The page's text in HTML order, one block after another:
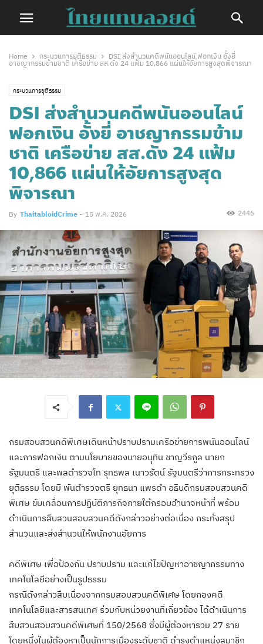
Home กระบวนการยุติธรรม
DSI ส่งสำนวนคดีพนันออนไลน์ ฟอกเงิน อั้งยี่
อาชญากรรมข้ามชาติ เครือข่าย สส.ดัง 24 แฟ้ม 10,866 แผ่นให้อัยการสูงสุดพิจารณา
กระบวนการยุติธรรม
DSI ส่งสำนวนคดีพนันออนไลน์
ฟอกเงิน อั้งยี่ อาชญากรรมข้าม
ชาติ เครือข่าย สส.ดัง 24 แฟ้ม
10,866 แผ่นให้อัยการสูงสุด
พิจารณา
By ThaitabloidCrime - 15 พ.ค. 2026 2446
กรมสอบสวนคดีพิเศษเดินหน้าปราบปรามเครือข่ายการพนันออนไลน์
และการฟอกเงิน ตามนโยบายของนายอนุทิน ชาญวีรกูล นายก
รัฐมนตรี และพลตำรวจโท รุทธพล เนาวรัตน์ รัฐมนตรีว่าการกระทรวง
ยุติธรรม โดยมี พันตำรวจตรี ยุทธนา แพรดำ อธิบดีกรมสอบสวนคดี
พิเศษ ขับเคลื่อนการปฏิบัติภารกิจภายใต้กรอบอำนาจหน้าที่ พร้อม
ดำเนินการสืบสวนสอบสวนคดีดังกล่าวอย่างต่อเนื่อง กระทั่งสรุป
สำนวนและส่งสำนวนให้พนักงานอัยการ
คดีพิเศษ เพื่อป้องกัน ปราบปราม และแก้ไขปัญหาอาชญากรรมทาง
เทคโนโลยีอย่างเป็นรูปธรรม
กรณีดังกล่าวสืบเนื่องจากกรมสอบสวนคดีพิเศษ โดยกองคดี
เทคโนโลยีและสารสนเทศ ร่วมกับหน่วยงานที่เกี่ยวข้อง ได้ดำเนินการ
สืบสวนสอบสวนคดีพิเศษที่ 150/2568 ซึ่งมีผู้ต้องหารวม 27 ราย
โดยหนึ่งในผู้ต้องหาเป็นนักการเมืองระดับชาติ ดำรงตำแหน่งสมาชิก